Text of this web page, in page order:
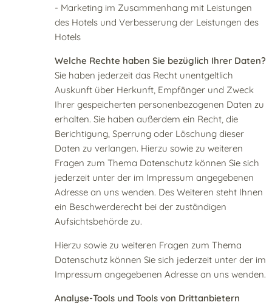
- Marketing im Zusammenhang mit Leistungen
des Hotels und Verbesserung der Leistungen des
Hotels
Welche Rechte haben Sie bezüglich Ihrer Daten?
Sie haben jederzeit das Recht unentgeltlich
Auskunft über Herkunft, Empfänger und Zweck
Ihrer gespeicherten personenbezogenen Daten zu
erhalten. Sie haben außerdem ein Recht, die
Berichtigung, Sperrung oder Löschung dieser
Daten zu verlangen. Hierzu sowie zu weiteren
Fragen zum Thema Datenschutz können Sie sich
jederzeit unter der im Impressum angegebenen
Adresse an uns wenden. Des Weiteren steht Ihnen
ein Beschwerderecht bei der zuständigen
Aufsichtsbehörde zu.
Hierzu sowie zu weiteren Fragen zum Thema
Datenschutz können Sie sich jederzeit unter der im
Impressum angegebenen Adresse an uns wenden.
Analyse-Tools und Tools von Drittanbietern